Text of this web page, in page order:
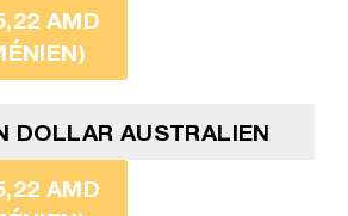
AMD
DOLLAR AUSTRALIEN
AMD